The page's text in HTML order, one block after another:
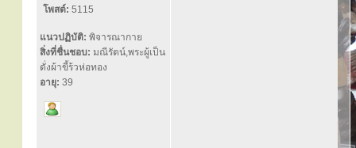
โพสต์: 5115
แนวปฏิบัติ: พิจารณากาย
สิ่งที่ชื่นชอบ: มณีรัตน์,พระผู้เป็น
ดั่งผ้าขี้ร้วห่อทอง
อายุ: 39